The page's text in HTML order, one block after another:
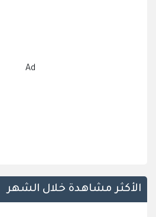
Ad
الأكثر مشاهدة خلال الشهر